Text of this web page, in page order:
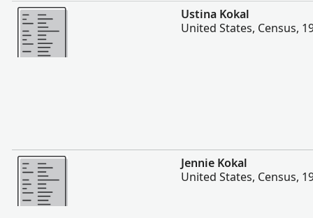
Lebih
Ustina Kokal
United States, Census,
Lebih
Jennie Kokal
United States, Census,